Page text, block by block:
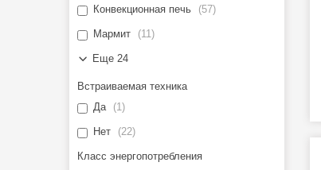
Конвекционная печь 57
Мармит 11
Еще 24
Встраиваемая техника
Да
1
Нет 22
Класс энергопотребления